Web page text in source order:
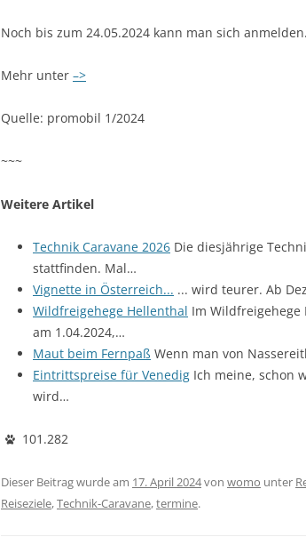
Noch bis zum 24.05.2024 kann man sich anmelden.
Mehr unter –>
Quelle: promobil 1/2024
~~~
Weitere Artikel
Technik Caravane 2026 Die diesjährige
stattfinden. Mal…
Vignette in Österreich... ... wird teurer. Ab
Wildfreigehege Hellenthal Im Wildfreigehege
am 1.04.2024,…
Maut beim Fernpaß Wenn man von
Eintrittspreise für Venedig Ich meine, schon
wird…
101.282
Dieser Beitrag wurde am 17. April 2024von womo unter
Reiseziele,Technik-Caravane,termine.